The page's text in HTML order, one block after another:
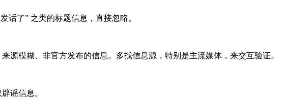
话了” 之类的标题信息，直接忽略。
模糊、非官方发布的信息。多找信息源，特别是主流媒体，来交互验证。
谣信息。